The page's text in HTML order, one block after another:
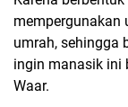
mempergunakan
umrah, sehingga
ingin manasik ini
Waar.